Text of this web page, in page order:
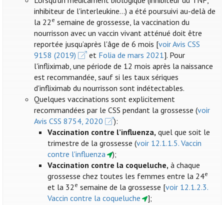
inhibiteur de l'interleukine...) a été poursuivi au-delà de
la 22 e semaine de grossesse, la vaccination du
nourrisson avec un vaccin vivant atténué doit être
reportée jusqu’après l'âge de 6 mois [voir Avis CSS
9158 (2019)
et Folia de mars 2021]. Pour
l'infliximab, une période de 12 mois après la naissance
est recommandée, sauf si les taux sériques
d'infliximab du nourrisson sont indétectables.
Quelques vaccinations sont explicitement
recommandées par le CSS pendant la grossesse (voir
Avis CSS 8754, 2020
):
Vaccination contre l’influenza, quel que soit le
trimestre de la grossesse (voir 12.1.1.5. Vaccin
contre l'influenza
);
Vaccination contre la coqueluche,à chaque
grossesse chez toutes les femmes entre la 24e
et la 32 e semaine de la grossesse [voir 12.1.2.3.
Vaccin contre la coqueluche
];